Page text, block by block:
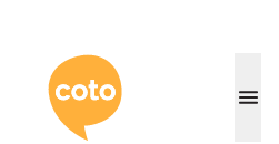
コトアカ